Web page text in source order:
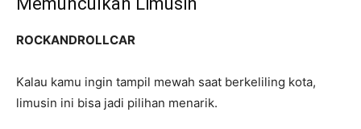
ROCKANDROLLCAR
Kalau kamu ingin tampil mewah saat berkeliling kota,
limusin ini bisa jadi pilihan menarik.